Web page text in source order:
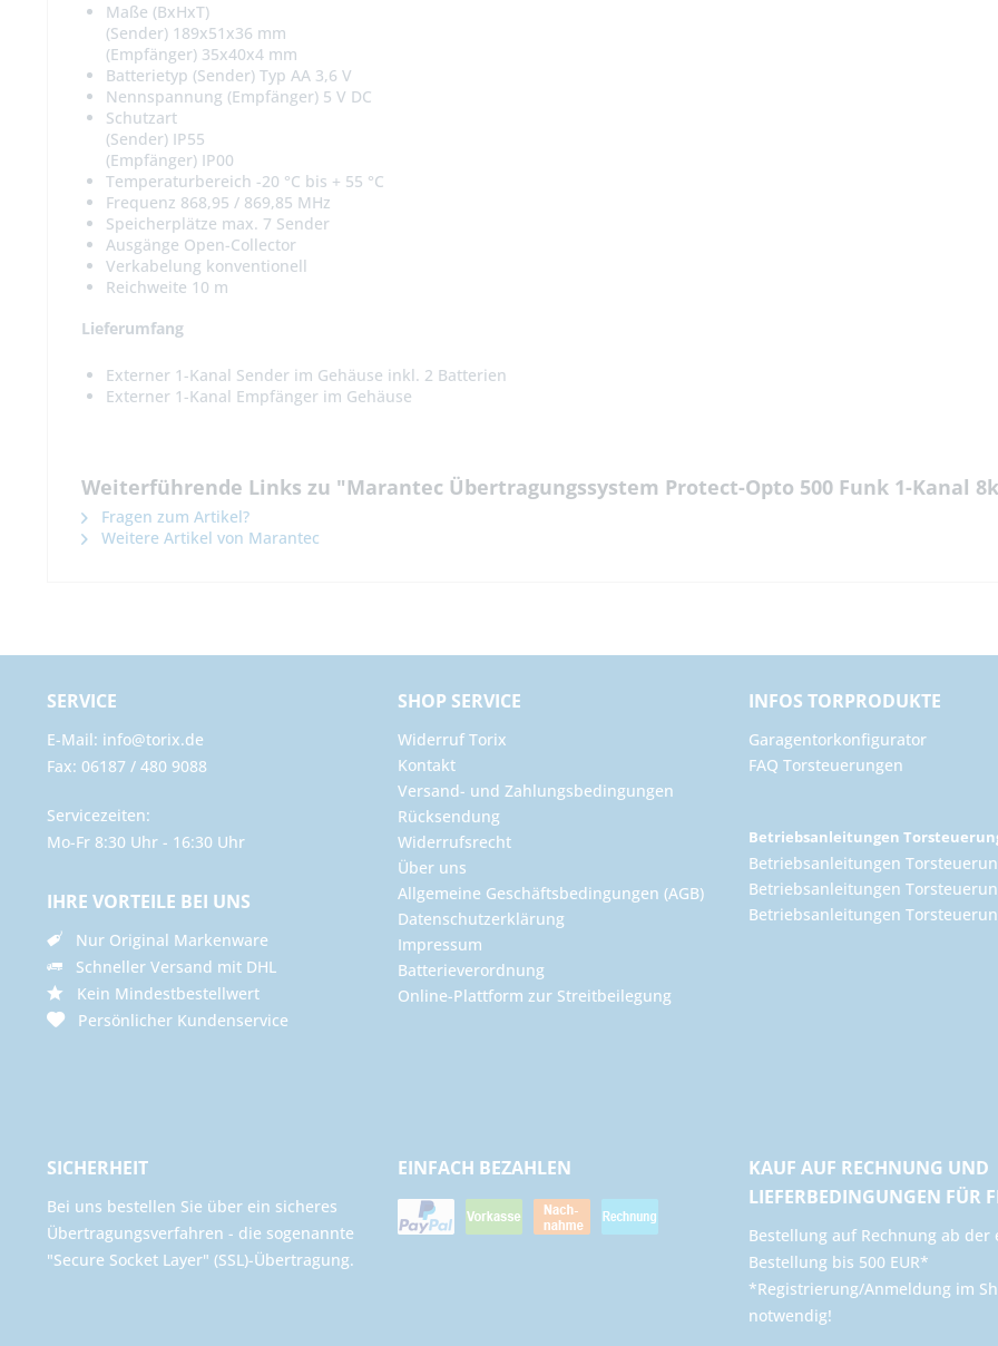
Maße (BxHxT)
(Sender) 189x51x36 mm
(Empfänger) 35x40x4 mm
Batterietyp (Sender) Typ AA 3,6 V
Nennspannung (Empfänger) 5 V DC
Schutzart
(Sender) IP55
(Empfänger) IP00
Temperaturbereich -20 °C bis + 55 °C
Frequenz 868,95 / 869,85 MHz
Speicherplätze max. 7 Sender
Ausgänge Open-Collector
Verkabelung konventionell
Reichweite 10 m
Lieferumfang
Externer 1-Kanal Sender im Gehäuse inkl. 2 Batterien
Externer 1-Kanal Empfänger im Gehäuse
Weiterführende Links zu "Marantec Übertragungssystem Protect-Opto 500 Funk 1-Kanal
Fragen zum Artikel?
Weitere Artikel von Marantec
SERVICE
E-Mail: info@torix.de
Fax: 06187 / 480 9088
Servicezeiten:
Mo-Fr 8:30 Uhr - 16:30 Uhr
IHRE VORTEILE BEI UNS
Nur Original Markenware
Schneller Versand mit DHL
Kein Mindestbestellwert
Persönlicher Kundenservice
SHOP SERVICE
Widerruf Torix
Kontakt
Versand- und Zahlungsbedingungen
Rücksendung
Widerrufsrecht
Über uns
Allgemeine Geschäftsbedingungen (AGB)
Datenschutzerklärung
Impressum
Batterieverordnung
Online-Plattform zur Streitbeilegung
INFOS TORPRODUKTE
Garagentorkonfigurator
FAQ Torsteuerungen
Betriebsanleitungen
Betriebsanleitungen
Betriebsanleitungen
Betriebsanleitungen
SICHERHEIT
Bei uns bestellen Sie über ein sicheres
Übertragungsverfahren - die sogenannte
"Secure Socket Layer" (SSL)-Übertragung.
EINFACH BEZAHLEN
KAUF AUF RECHNUNG UND
LIEFERBEDINGUNGEN FÜR
​Bestellung auf Rechnung ab der
Bestellung bis 500 EUR*
*Registrierung/Anmeldung im
notwendig!